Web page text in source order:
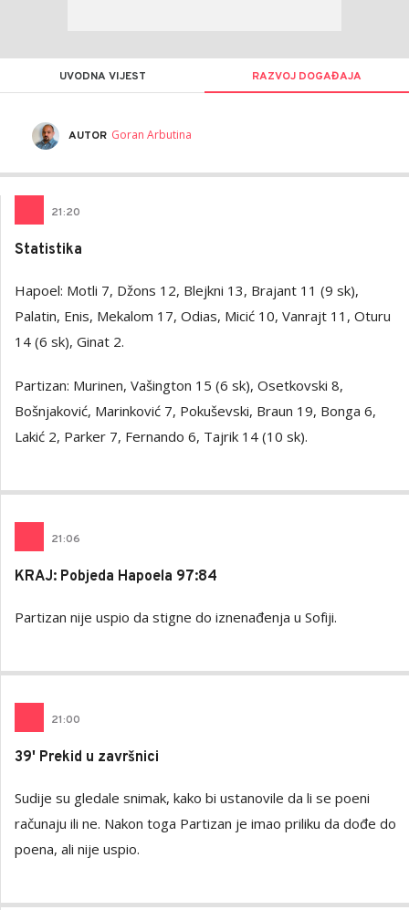
UVODNA VIJEST RAZVOJ DOGAĐAJA
AUTOR Goran Arbutina
21:20
Statistika
Hapoel: Motli 7, Džons 12, Blejkni 13, Brajant 11 (9 sk),
Palatin, Enis, Mekalom 17, Odias, Micić 10, Vanrajt 11, Oturu
14 (6 sk), Ginat 2.
Partizan: Murinen, Vašington 15 (6 sk), Osetkovski 8,
Bošnjaković, Marinković 7, Pokuševski, Braun 19, Bonga 6,
Lakić 2, Parker 7, Fernando 6, Tajrik 14 (10 sk).
21:06
KRAJ: Pobjeda Hapoela 97:84
Partizan nije uspio da stigne do iznenađenja u Sofiji.
21:00
39' Prekid u završnici
Sudije su gledale snimak, kako bi ustanovile da li se poeni
računaju ili ne. Nakon toga Partizan je imao priliku da dođe do
poena, ali nije uspio.